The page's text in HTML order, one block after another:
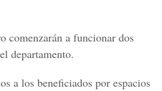
comenzarán a funcionar dos
departamento.
a los beneficiados por espacios